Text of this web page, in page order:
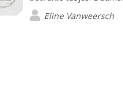
Eline Vanweersch